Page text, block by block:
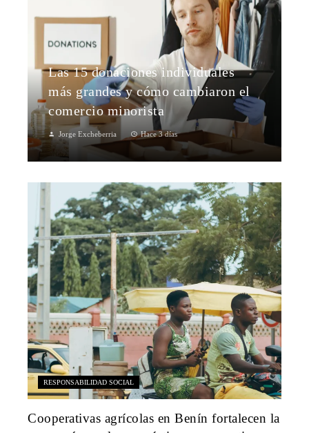
Las 15 donaciones individuales
más grandes y cómo cambiaron el
comercio minorista
Jorge Excheberria Hace 3 días
RESPONSABILIDAD SOCIAL
Cooperativas agrícolas en Benín fortalecen la